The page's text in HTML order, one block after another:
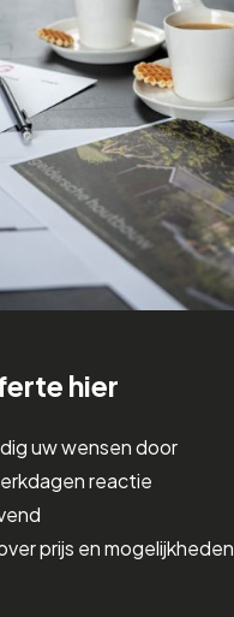
hier
uw wensen door
reactie
prijs en mogelijkheden